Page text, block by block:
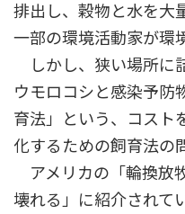
排出し、穀物と水を大
一部の環境活動家が環
しかし、狭い場所に
ウモロコシと感染予防
育法」という、コスト
化するための飼育法の
アメリカの「輪換放
壊れる」に紹介されて